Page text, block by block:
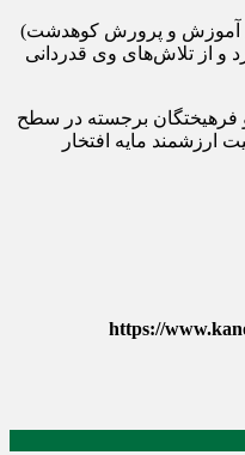
آموزش و پرورش کوهدشت)
و از تلاش‌های وی قدردانی
و فرهیختگان برجسته در سطح
ارزشمند مایه افتخار
https://